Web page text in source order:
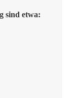
sind etwa: